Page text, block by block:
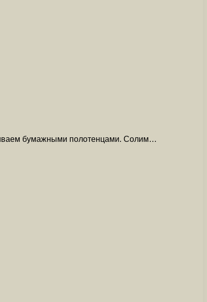
бумажными полотенцами. Солим…